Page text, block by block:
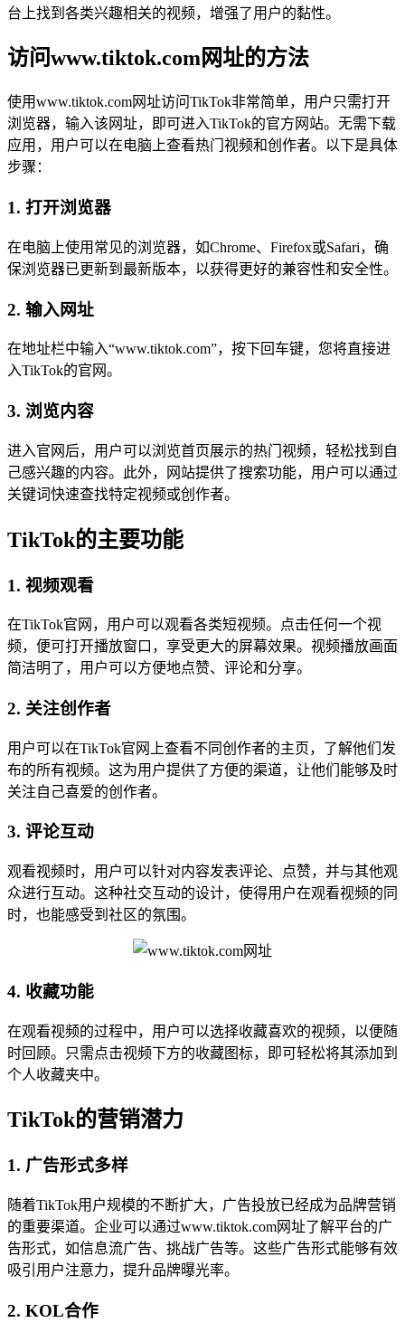
台上找到各类兴趣相关的视频，增强了用户的黏性。
访问www.tiktok.com网址的方法
使用www.tiktok.com网址访问TikTok非常简单，用户只需打开
浏览器，输入该网址，即可进入TikTok的官方网站。无需下载
应用，用户可以在电脑上查看热门视频和创作者。以下是具体
步骤：
1. 打开浏览器
在电脑上使用常见的浏览器，如Chrome、Firefox或Safari，确
保浏览器已更新到最新版本，以获得更好的兼容性和安全性。
2. 输入网址
在地址栏中输入“www.tiktok.com”，按下回车键，您将直接进
入TikTok的官网。
3. 浏览内容
进入官网后，用户可以浏览首页展示的热门视频，轻松找到自
己感兴趣的内容。此外，网站提供了搜索功能，用户可以通过
关键词快速查找特定视频或创作者。
TikTok的主要功能
1. 视频观看
在TikTok官网，用户可以观看各类短视频。点击任何一个视
频，便可打开播放窗口，享受更大的屏幕效果。视频播放画面
简洁明了，用户可以方便地点赞、评论和分享。
2. 关注创作者
用户可以在TikTok官网上查看不同创作者的主页，了解他们发
布的所有视频。这为用户提供了方便的渠道，让他们能够及时
关注自己喜爱的创作者。
3. 评论互动
观看视频时，用户可以针对内容发表评论、点赞，并与其他观
众进行互动。这种社交互动的设计，使得用户在观看视频的同
时，也能感受到社区的氛围。
4. 收藏功能
在观看视频的过程中，用户可以选择收藏喜欢的视频，以便随
时回顾。只需点击视频下方的收藏图标，即可轻松将其添加到
个人收藏夹中。
TikTok的营销潜力
1. 广告形式多样
随着TikTok用户规模的不断扩大，广告投放已经成为品牌营销
的重要渠道。企业可以通过www.tiktok.com网址了解平台的广
告形式，如信息流广告、挑战广告等。这些广告形式能够有效
吸引用户注意力，提升品牌曝光率。
2. KOL合作